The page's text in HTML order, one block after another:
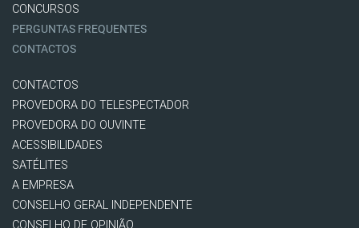
CONCURSOS
PERGUNTAS FREQUENTES
CONTACTOS
CONTACTOS
PROVEDORA DO TELESPECTADOR
PROVEDORA DO OUVINTE
ACESSIBILIDADES
SATÉLITES
A EMPRESA
CONSELHO GERAL INDEPENDENTE